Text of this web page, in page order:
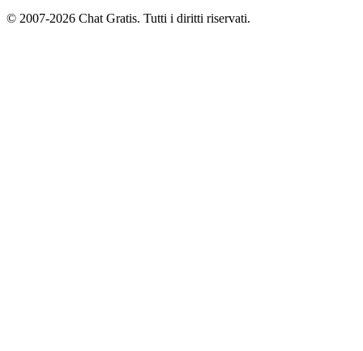
© 2007-2026 Chat Gratis. Tutti i diritti riservati.